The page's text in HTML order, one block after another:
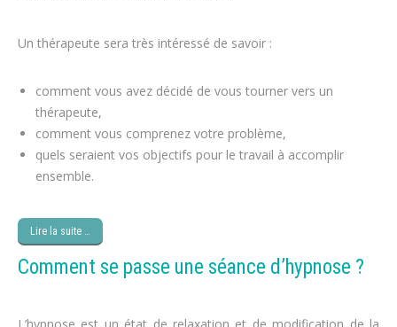
Un thérapeute sera très intéressé de savoir :
comment vous avez décidé de vous tourner vers un
thérapeute,
comment vous comprenez votre problème,
quels seraient vos objectifs pour le travail à accomplir
ensemble.
Lire la suite …
Comment se passe une séance d’hypnose ?
L’hypnose est un état de relaxation et de modification de la